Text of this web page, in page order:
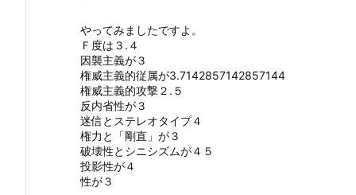
やってみましたですよ。
Ｆ度は３.４
因襲主義が３
権威主義的従属が3.7142857142857144
権威主義的攻撃２.５
反内省性が３
迷信とステレオタイプ４
権力と「剛直」が３
破壊性とシニシズムが４５
投影性が４
性が３